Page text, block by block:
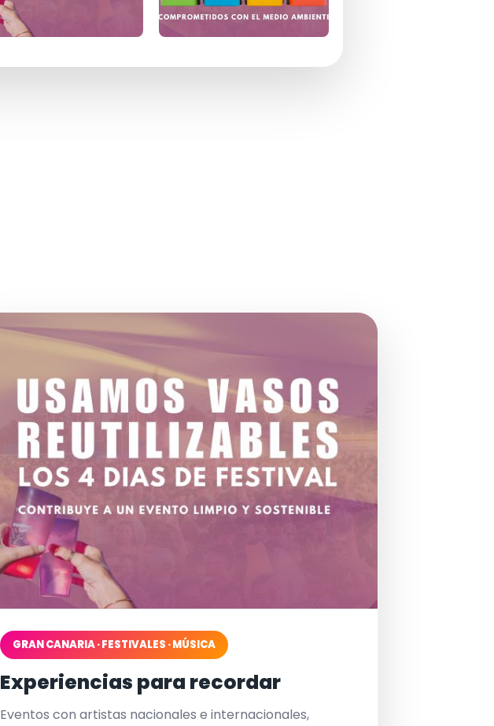
GRAN CANARIA · FESTIVALES · MÚSICA
Experiencias para recordar
Eventos con artistas nacionales e internacionales,